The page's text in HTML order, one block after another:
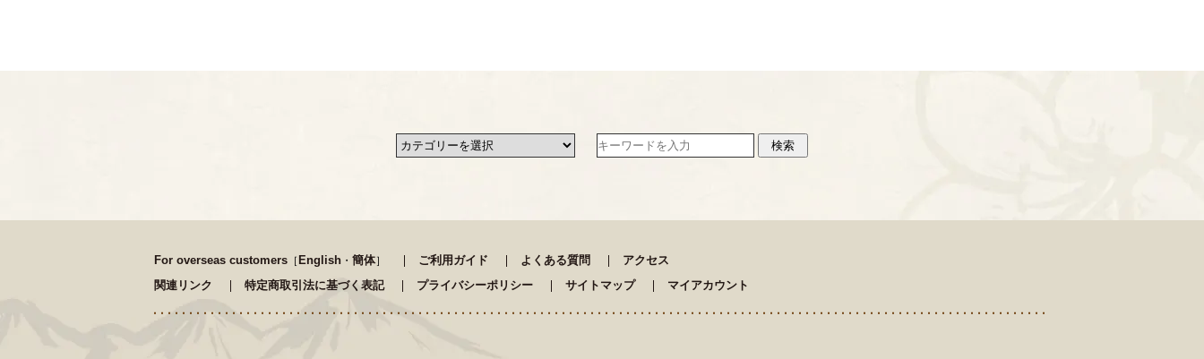
For overseas customers ［ English ・ 簡体］ ご利用ガイド よくある質問
アクセス
関連リンク
特定商取引法に基づく表記 プライバシーポリシー サイトマップ マイアカウント